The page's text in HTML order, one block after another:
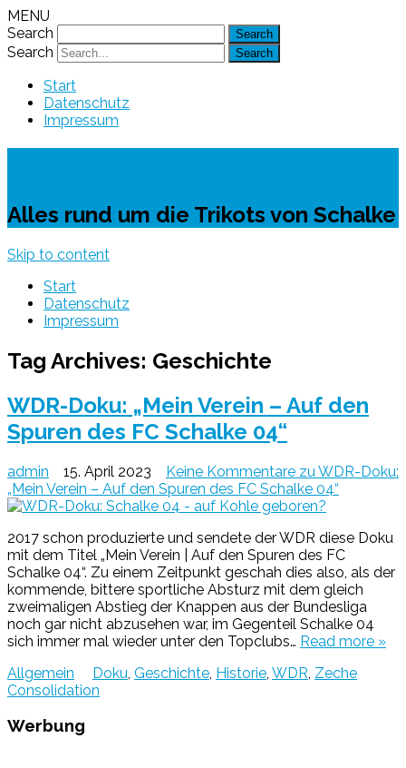
MENU
Search
Search
Start
Datenschutz
Impressum
Alles rund um die Trikots von Schalke
Skip to content
Start
Datenschutz
Impressum
Tag Archives: Geschichte
WDR-Doku: „Mein Verein – Auf den
Spuren des FC Schalke 04“
admin 15. April 2023 Keine Kommentare zu WDR-Doku:
„Mein Verein – Auf den Spuren des FC Schalke 04“
2017 schon produzierte und sendete der WDR diese Doku
mit dem Titel „Mein Verein | Auf den Spuren des FC
Schalke 04“. Zu einem Zeitpunkt geschah dies also, als der
kommende, bittere sportliche Absturz mit dem gleich
zweimaligen Abstieg der Knappen aus der Bundesliga
noch gar nicht abzusehen war, im Gegenteil Schalke 04
sich immer mal wieder unter den Topclubs… Read more »
Allgemein
Doku Geschichte Historie WDR Zeche
Consolidation
Werbung